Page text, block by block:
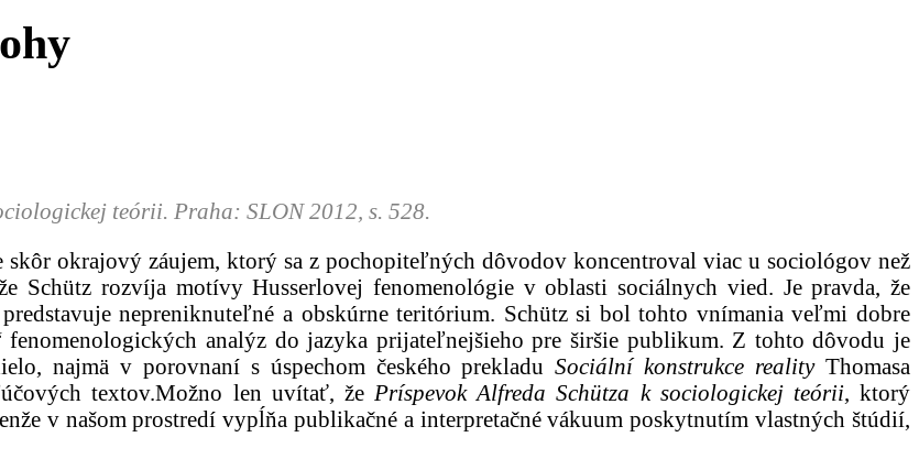
teórii. Praha: SLON 2012, s. 528.
skôr okrajový záujem, ktorý sa z pochopiteľných dôvodov koncentroval viac u sociológov než
rozvíja motívy Husserlovej fenomenológie v oblasti sociálnych vied. Je pravda, že
nepreniknuteľné a obskúrne teritórium. Schütz si bol tohto vnímania veľmi dobre
analýz do jazyka prijateľnejšieho pre širšie publikum. Z tohto dôvodu je
najmä v porovnaní s úspechom českého prekladuSociální konstrukce realityThomasa
textov.Možno len uvítať, že Príspevok Alfreda Schütza k sociologickej teórii, ktorý
v našom prostredí vypĺňa publikačné a interpretačné vákuum poskytnutím vlastných štúdií,